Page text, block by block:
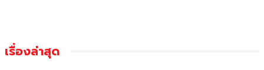
เรื่องล่าสุด